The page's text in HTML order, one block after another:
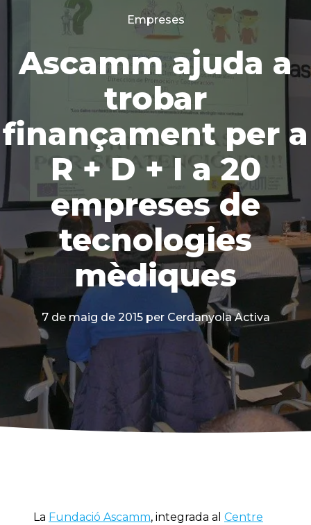
Categories
Empreses
Ascamm ajuda a
trobar
finançament per a
R + D + I a 20
empreses de
tecnologies
mèdiques
7 de maig de 2015 per Cerdanyola Activa
La Fundació Ascamm, integrada al Centre